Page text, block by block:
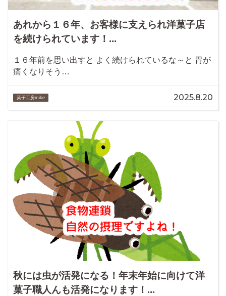
あれから１６年、お客様に支えられ洋菓子店
を続けられています！...
１６年前を思い出すと よく続けられているな～と 胃が
痛くなりそう…
菓子工房mike 2025.8.20
秋には虫が活発になる！年末年始に向けて洋
菓子職人んも活発になります！...